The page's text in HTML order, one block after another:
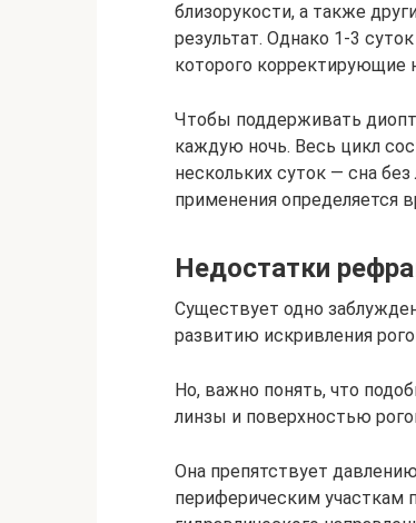
близорукости, а также
результат. Однако 1-3
которого корректирующие
Чтобы поддерживать
каждую ночь. Весь цикл
нескольких суток — сна
применения определяется
Недостатки
Существует одно
развитию искривления
Но, важно понять, что
линзы и поверхностью
Она препятствует
периферическим участкам